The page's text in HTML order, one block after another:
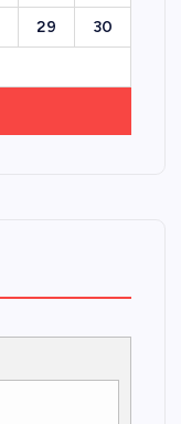
29 30